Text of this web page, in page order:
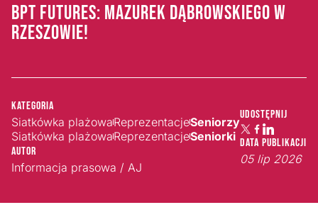
BPT FUTURES: MAZUREK DĄBROWSKIEGO W
RZESZOWIE!
Kategoria
Siatkówka plażowaReprezentacjeSeniorzy
Siatkówka plażowaReprezentacjeSeniorki
Autor
Informacja prasowa / AJ
Udostępnij
Data publikacji
05 lip 2026